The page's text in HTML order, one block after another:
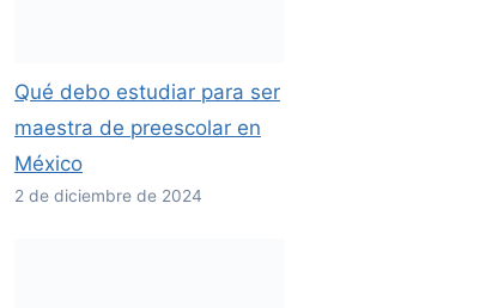
Qué debo estudiar para ser
maestra de preescolar en
México
2 de diciembre de 2024